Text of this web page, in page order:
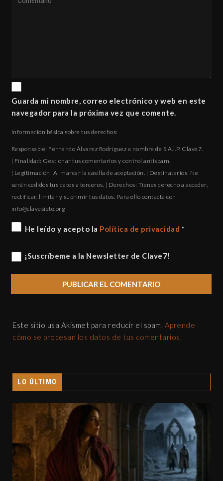
Guarda mi nombre, correo electrónico y web en este
navegador para la próxima vez que comente.
Información básica sobre tus derechos:
Responsable: Fernando Álvarez Rodríguez a nombre de S.A.I.P. Clave7.
| Finalidad: Gestionar tus comentarios y control antispam.
| Legitimación: Al marcar la casilla de aceptación. | Destinatarios: Ne
serán cedidos tus datos a terceros. | Derechos: Tienes derecho a acceder,
rectificar, limitar y suprimir tus datos. Para ello contacta con
gro.eteisevalc@ofni
He leído y acepto la Política de privacidad *
¡Suscríbeme a la Newsletter de Clave7!
Este sitio usa Akismet para reducir el spam. Aprende
cómo se procesan los datos de tus comentarios.
LO ÚLTIMO